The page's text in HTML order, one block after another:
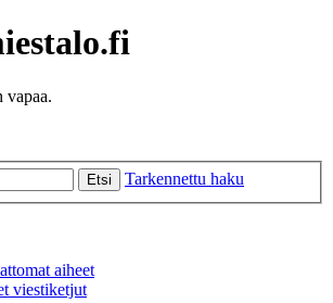
vapaa.
Etsi Tarkennettu haku
aiheet
viestiketjut